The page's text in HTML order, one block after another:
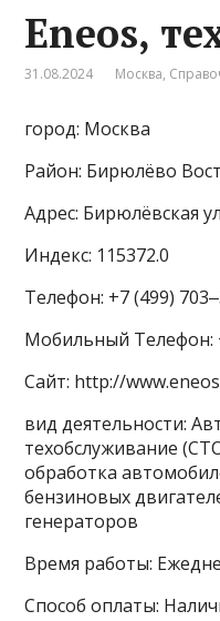
Eneos,
31.08.2024 Москва,
город: Москва
Район: Бирюлёво
Адрес: Бирюлёвская
Индекс: 115372.0
Телефон: +7 (499)
Мобильный Телефон:
Сайт: http://
вид деятельности:
техобслуживание
обработка
бензиновых
генераторов
Время работы:
Способ оплаты: